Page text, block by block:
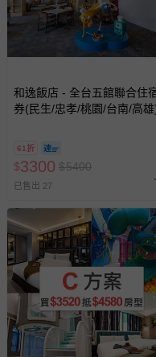
和逸飯店 - 全台五館聯合住
券(民生/忠孝/桃園/台南/高雄
61折
$3300 $5400
已售出 27